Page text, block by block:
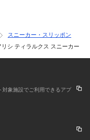
スニーカー・スリッポン
シ ティラルクス スニーカー
対象施設でご利用できるアプ